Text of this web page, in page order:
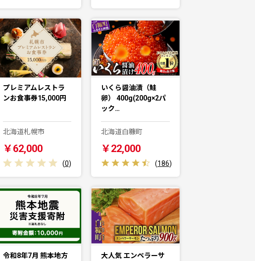
プレミアムレストラ
ンお食事券15,000円
北海道札幌市
￥62,000
(0)
いくら醤油漬（鮭
卵） 400g(200g×2パ
ック…
北海道白糠町
￥22,000
(186)
令和8年7月 熊本地方
大人気 エンペラーサ